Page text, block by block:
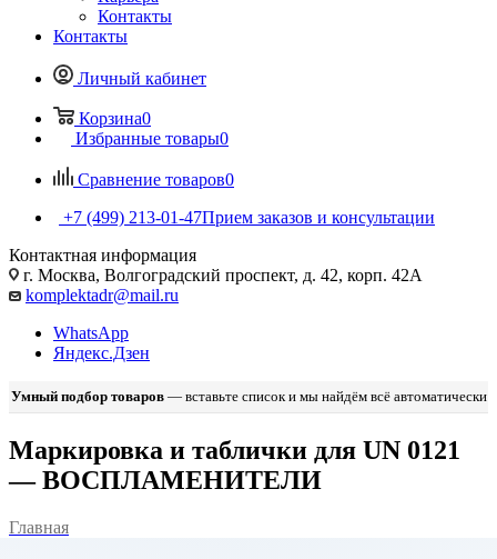
Контакты
Контакты
Личный кабинет
Корзина0
Избранные товары0
Сравнение товаров0
+7 (499) 213-01-47Прием заказов и консультации
Контактная информация
г. Москва, Волгоградский проспект, д. 42, корп. 42А
komplektadr@mail.ru
WhatsApp
Яндекс.Дзен
Умный подбор товаров— вставьте список и мы найдём всё автоматически
Маркировка и таблички для UN 0121
— ВОСПЛАМЕНИТЕЛИ
Главная